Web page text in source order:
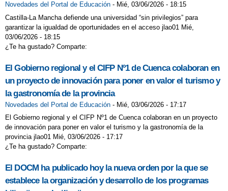
Novedades del Portal de Educación - Mié, 03/06/2026 - 18:15
Castilla-La Mancha defiende una universidad “sin privilegios” para
garantizar la igualdad de oportunidades en el acceso jlao01 Mié,
03/06/2026 - 18:15
¿Te ha gustado? Comparte:
El Gobierno regional y el CIFP Nº1 de Cuenca colaboran en
un proyecto de innovación para poner en valor el turismo y
la gastronomía de la provincia
Novedades del Portal de Educación - Mié, 03/06/2026 - 17:17
El Gobierno regional y el CIFP Nº1 de Cuenca colaboran en un proyecto
de innovación para poner en valor el turismo y la gastronomía de la
provincia jlao01 Mié, 03/06/2026 - 17:17
¿Te ha gustado? Comparte:
El DOCM ha publicado hoy la nueva orden por la que se
establece la organización y desarrollo de los programas